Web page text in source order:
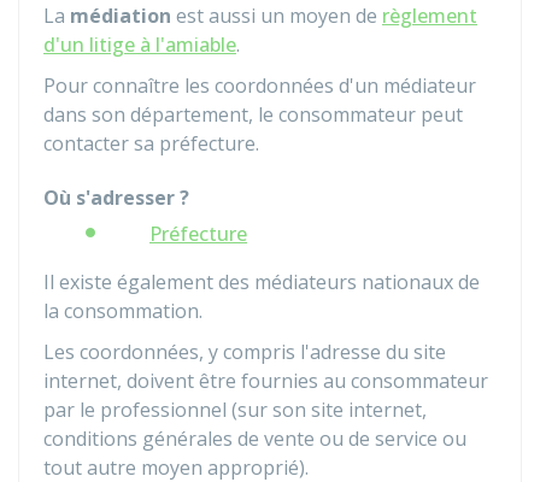
La médiation est aussi un moyen de règlement
d'un litige à l'amiable.
Pour connaître les coordonnées d'un médiateur
dans son département, le consommateur peut
contacter sa préfecture.
Où s'adresser ?
Préfecture
Il existe également des médiateurs nationaux de
la consommation.
Les coordonnées, y compris l'adresse du site
internet, doivent être fournies au consommateur
par le professionnel (sur son site internet,
conditions générales de vente ou de service ou
tout autre moyen approprié).